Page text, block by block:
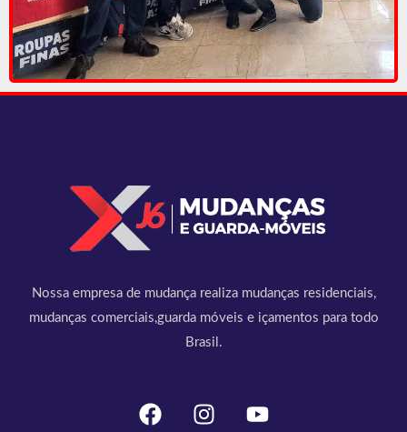
Nossa empresa de mudança realiza mudanças residenciais,
mudanças comerciais,guarda móveis e içamentos para todo
Brasil.